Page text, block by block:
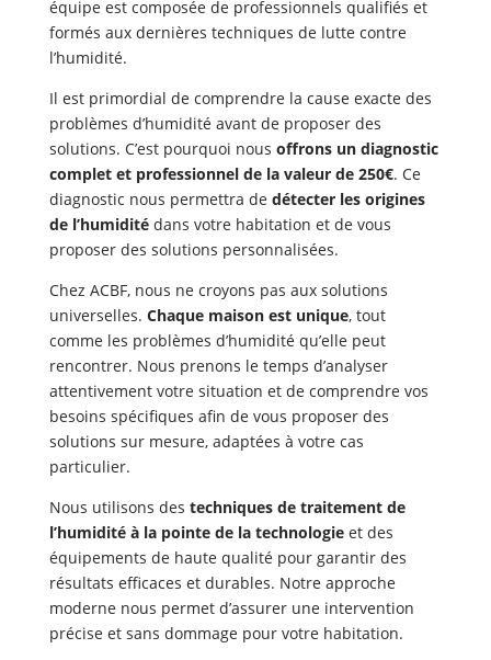
équipe est composée de professionnels qualifiés et
formés aux dernières techniques de lutte contre
l’humidité.
Il est primordial de comprendre la cause exacte des
problèmes d’humidité avant de proposer des
solutions. C’est pourquoi nous offrons un diagnostic
complet et professionnel de la valeur de 250€. Ce
diagnostic nous permettra dedétecter les origines
de l’humiditédans votre habitation et de vous
proposer des solutions personnalisées.
Chez ACBF, nous ne croyons pas aux solutions
universelles. Chaque maison est unique, tout
comme les problèmes d’humidité qu’elle peut
rencontrer. Nous prenons le temps d’analyser
attentivement votre situation et de comprendre vos
besoins spécifiques afin de vous proposer des
solutions sur mesure, adaptées à votre cas
particulier.
Nous utilisons des techniques de traitement de
l’humidité à la pointe de la technologieet des
équipements de haute qualité pour garantir des
résultats efficaces et durables. Notre approche
moderne nous permet d’assurer une intervention
précise et sans dommage pour votre habitation.